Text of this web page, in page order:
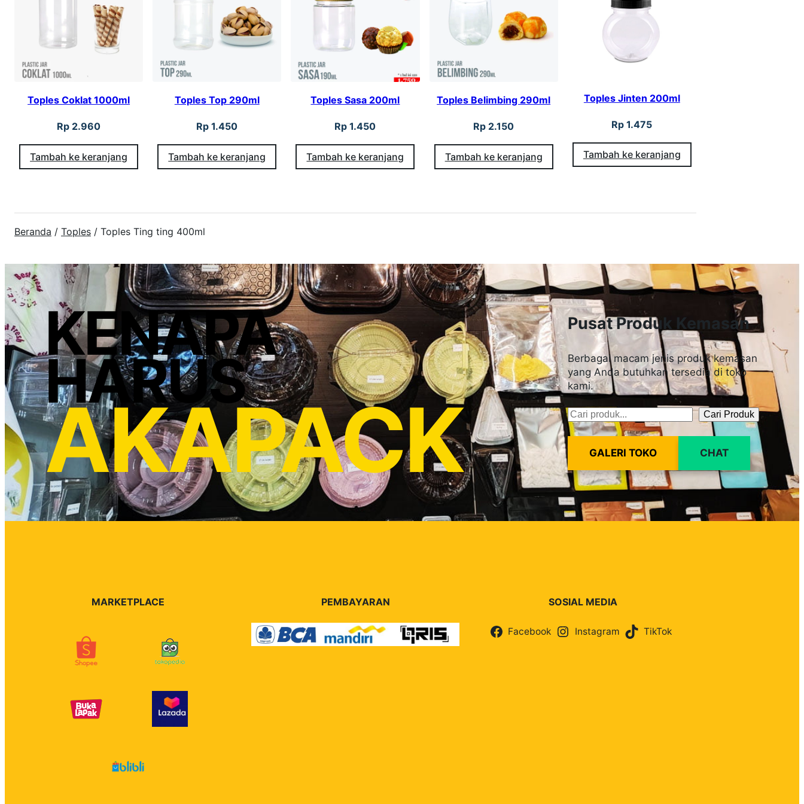
n
g
0
0
m
l
Toples Coklat 1000ml
Rp 2.960
Tambah ke keranjang
Toples Top 290ml
Rp 1.450
Tambah ke keranjang
Toples Sasa 200ml
Rp 1.450
Tambah ke keranjang
Toples Belimbing 290ml
Rp 2.150
Tambah ke keranjang
Toples Jinten 200ml
Rp 1.475
Tambah ke keranjang
Beranda / Toples / Toples Ting ting 400ml
KENAPA
HARUS
AKAPACK
Pusat Produk Kemasan
Berbagai macam jenis produk kemasan
yang Anda butuhkan tersedia di toko
kami.
Pencarian Cari Produk
GALERI TOKO CHAT
MARKETPLACE PEMBAYARAN SOSIAL MEDIA
Facebook Instagram TikTok